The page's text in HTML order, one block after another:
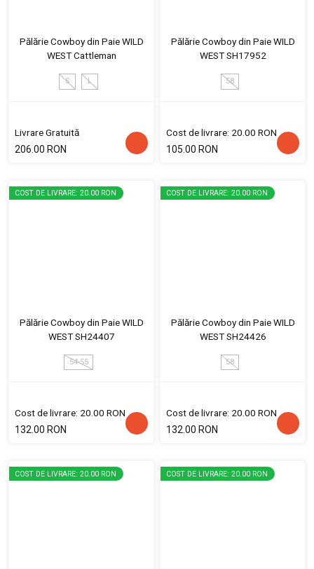
Pălărie Cowboy din Paie WILD
WEST Cattleman
S L
Livrare Gratuită
206.00 RON
Pălărie Cowboy din Paie WILD
WEST SH17952
58
Cost de livrare: 20.00 RON
105.00 RON
COST DE LIVRARE: 20.00 RON
Pălărie Cowboy din Paie WILD
WEST SH24407
54-55
Cost de livrare: 20.00 RON
132.00 RON
COST DE LIVRARE: 20.00 RON
Pălărie Cowboy din Paie WILD
WEST SH24426
58
Cost de livrare: 20.00 RON
132.00 RON
COST DE LIVRARE: 20.00 RON COST DE LIVRARE: 20.00 RON